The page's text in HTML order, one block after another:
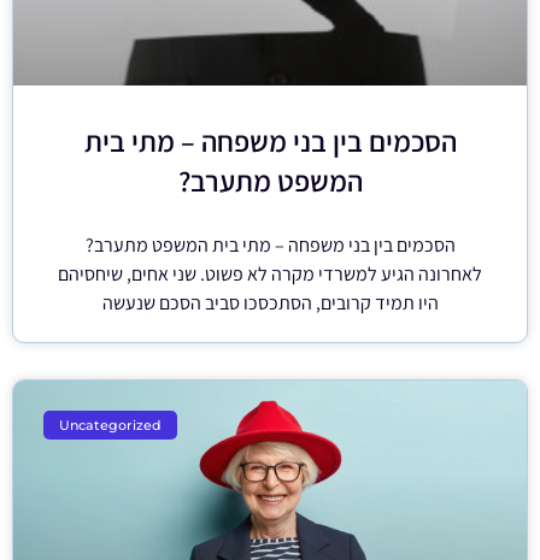
הסכמים בין בני משפחה – מתי בית
המשפט מתערב?
הסכמים בין בני משפחה – מתי בית המשפט מתערב?
לאחרונה הגיע למשרדי מקרה לא פשוט. שני אחים, שיחסיהם
היו תמיד קרובים, הסתכסכו סביב הסכם שנעשה
Uncategorized